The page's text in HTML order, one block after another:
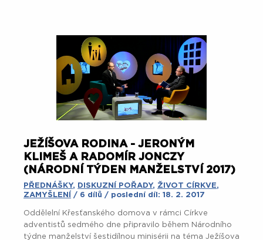
JEŽÍŠOVA RODINA - JERONÝM
KLIMEŠ A RADOMÍR JONCZY
(NÁRODNÍ TÝDEN MANŽELSTVÍ 2017)
PŘEDNÁŠKY, DISKUZNÍ POŘADY, ŽIVOT CÍRKVE,
ZAMYŠLENÍ
/ 6 dílů / poslední díl: 18. 2. 2017
Oddělelní Křesťanského domova v rámci Církve
adventistů sedmého dne připravilo během Národního
týdne manželství šestidílnou minisérii na téma Ježíšova